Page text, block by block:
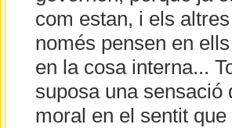
com estan, i els
només pensen en
en la cosa interna...
suposa una sensació
moral en el sentit